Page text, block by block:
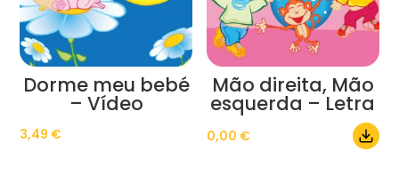
Dorme meu bebé
– Vídeo
3,49 €
Mão direita, Mão
esquerda – Letra
0,00 €